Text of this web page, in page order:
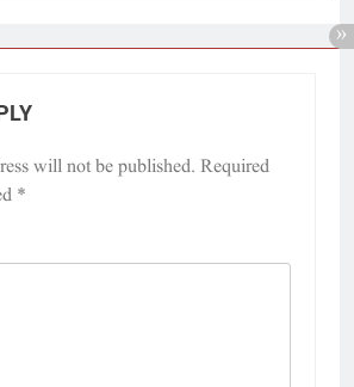
will not be published. Required
*